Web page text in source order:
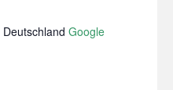
Deutschland Google